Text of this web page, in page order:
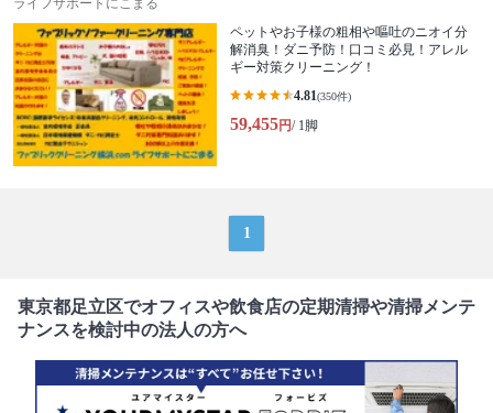
ペットやお子様の粗相や嘔吐のニオイ分
解消臭！ダニ予防！口コミ必見！アレル
ギー対策クリーニング！
4.81(350件)
59,455円/ 1脚
1
東京都足立区でオフィスや飲食店の定期清掃や清掃メンテ
ナンスを検討中の法人の方へ